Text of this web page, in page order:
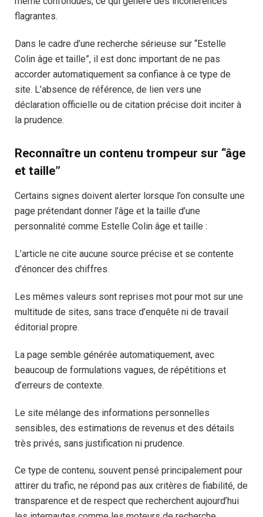
flagrantes.
Dans le cadre d’une recherche sérieuse sur “Estelle
Colin âge et taille”, il est donc important de ne pas
accorder automatiquement sa confiance à ce type de
site. L’absence de référence, de lien vers une
déclaration officielle ou de citation précise doit inciter à
la prudence.
Reconnaître un contenu trompeur sur “âge
et taille”
Certains signes doivent alerter lorsque l’on consulte une
page prétendant donner l’âge et la taille d’une
personnalité comme Estelle Colin âge et taille :
L’article ne cite aucune source précise et se contente
d’énoncer des chiffres.
Les mêmes valeurs sont reprises mot pour mot sur une
multitude de sites, sans trace d’enquête ni de travail
éditorial propre.
La page semble générée automatiquement, avec
beaucoup de formulations vagues, de répétitions et
d’erreurs de contexte.
Le site mélange des informations personnelles
sensibles, des estimations de revenus et des détails
très privés, sans justification ni prudence.
Ce type de contenu, souvent pensé principalement pour
attirer du trafic, ne répond pas aux critères de fiabilité, de
transparence et de respect que recherchent aujourd’hui